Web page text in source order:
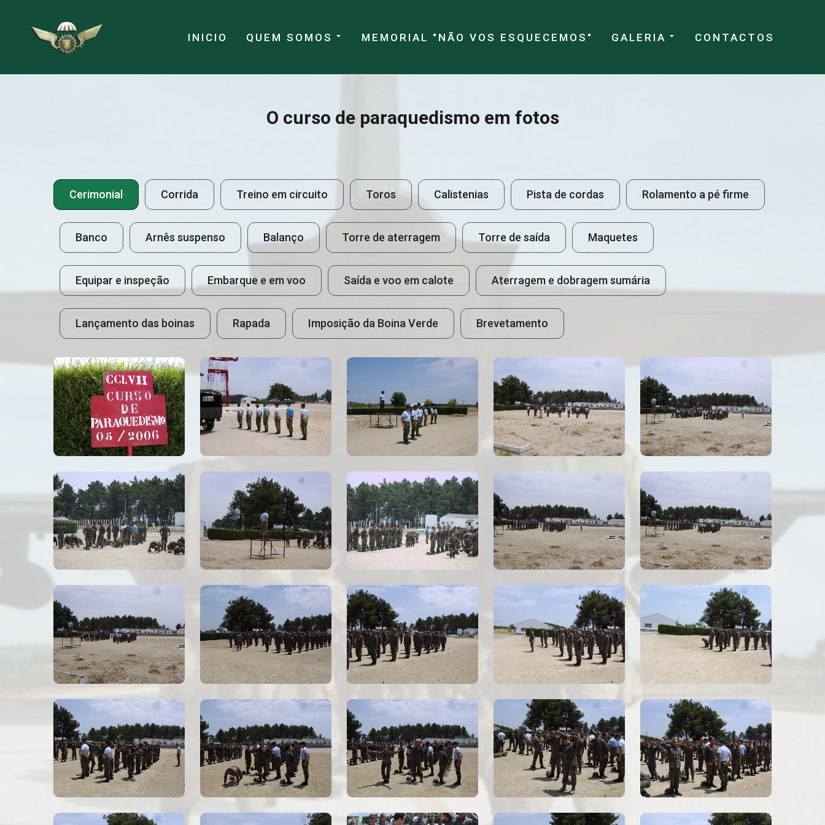
INICIO QUEM SOMOS MEMORIAL "NÃO VOS ESQUECEMOS" GALERIA CONTACTOS
O curso de paraquedismo em fotos
Cerimonial Corrida Treino em circuito Toros Calistenias Pista de cordas Rolamento a pé firme
Banco Arnês suspenso Balanço Torre de aterragem Torre de saída Maquetes
Equipar e inspeção Embarque e em voo Saída e voo em calote Aterragem e dobragem sumária
Lançamento das boinas Rapada Imposição da Boina Verde Brevetamento